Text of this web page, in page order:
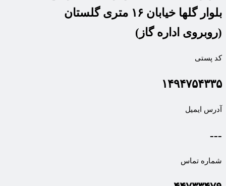
بلوار گلها خیابان ۱۶ متری گلستان
(روبروی اداره گاز)
کد پستی
۱۴۹۴۷۵۴۳۳۵
آدرس ایمیل
---
شماره تماس